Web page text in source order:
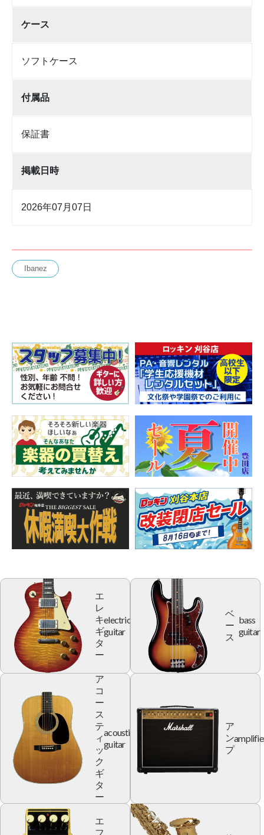
ケース
ソフトケース
付属品
保証書
掲載日時
2026年07月07日
Ibanez
エ
レ
キ
ギ
タ
ー
electric
guitar
ベ
ー
ス
bass
guitar
ア
コ
ー
ス
テ
ィ
ッ
ク
ギ
タ
ー
acoustic
guitar
ア
ン
プ
エ